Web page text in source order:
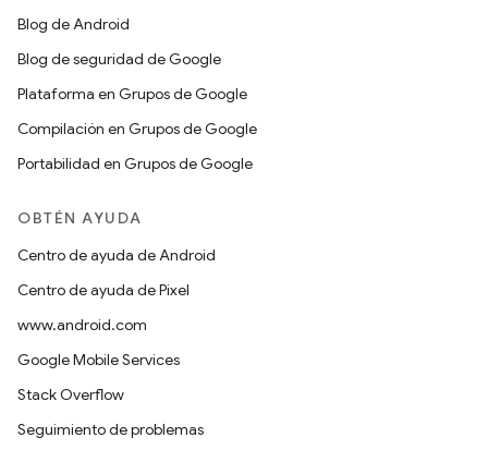
Blog de Android
Blog de seguridad de Google
Plataforma en Grupos de Google
Compilación en Grupos de Google
Portabilidad en Grupos de Google
OBTÉN AYUDA
Centro de ayuda de Android
Centro de ayuda de Pixel
www.android.com
Google Mobile Services
Stack Overflow
Seguimiento de problemas